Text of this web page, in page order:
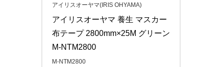
アイリスオーヤマ(IRIS OHYAMA)
アイリスオーヤマ 養生 マスカー
布テープ 2800mm×25M グリーン
M-NTM2800
M-NTM2800